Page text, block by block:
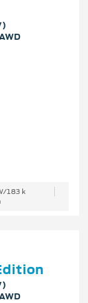
183 k